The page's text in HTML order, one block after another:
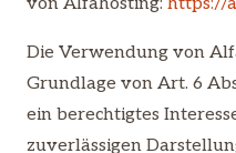
Die Verwendung von
Grundlage von Art. 6
ein berechtigtes
zuverlässigen